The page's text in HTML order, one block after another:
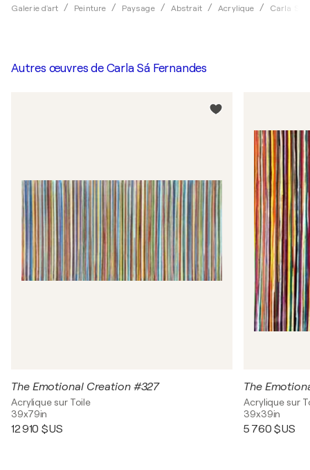
Galerie d'art Peinture Paysage Abstrait Acrylique Carla Sá
Autres œuvres de Carla Sá Fernandes
The Emotional Creation #327
Acrylique sur Toile
39x79in
12 910 $US
The
Acrylique sur
39x39in
5 760 $US